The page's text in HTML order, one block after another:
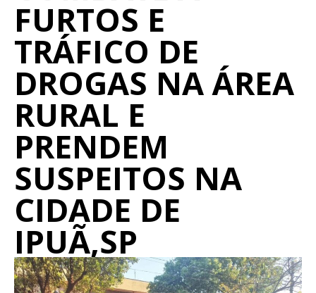
FURTOS E
TRÁFICO DE
DROGAS NA ÁREA
RURAL E
PRENDEM
SUSPEITOS NA
CIDADE DE
IPUÃ,SP